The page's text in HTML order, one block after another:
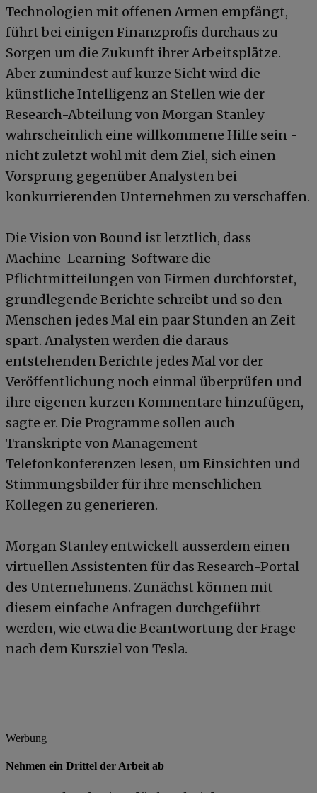
Technologien mit offenen Armen empfängt,
führt bei einigen Finanzprofis durchaus zu
Sorgen um die Zukunft ihrer Arbeitsplätze.
Aber zumindest auf kurze Sicht wird die
künstliche Intelligenz an Stellen wie der
Research-Abteilung von Morgan Stanley
wahrscheinlich eine willkommene Hilfe sein -
nicht zuletzt wohl mit dem Ziel, sich einen
Vorsprung gegenüber Analysten bei
konkurrierenden Unternehmen zu verschaffen.
Die Vision von Bound ist letztlich, dass
Machine-Learning-Software die
Pflichtmitteilungen von Firmen durchforstet,
grundlegende Berichte schreibt und so den
Menschen jedes Mal ein paar Stunden an Zeit
spart. Analysten werden die daraus
entstehenden Berichte jedes Mal vor der
Veröffentlichung noch einmal überprüfen und
ihre eigenen kurzen Kommentare hinzufügen,
sagte er. Die Programme sollen auch
Transkripte von Management-
Telefonkonferenzen lesen, um Einsichten und
Stimmungsbilder für ihre menschlichen
Kollegen zu generieren.
Morgan Stanley entwickelt ausserdem einen
virtuellen Assistenten für das Research-Portal
des Unternehmens. Zunächst können mit
diesem einfache Anfragen durchgeführt
werden, wie etwa die Beantwortung der Frage
nach dem Kursziel von Tesla.
Werbung
Nehmen ein Drittel der Arbeit ab